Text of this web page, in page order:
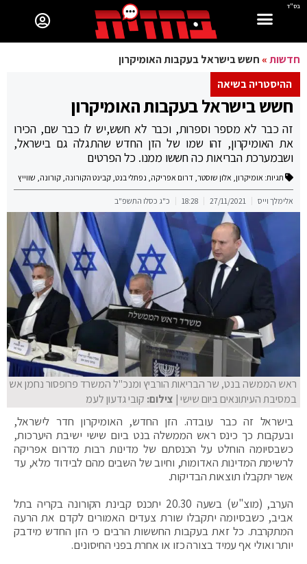
בס"ד
חדשות» חשש בישראל בעקבות האומיקרון
ההיסטריה בשיאה
חשש בישראל בעקבות האומיקרון
זה כבר לא מספר וספרות, וכבר לא חשש,יש לו כבר שם, הכירו
את האומיקרון, זהו שמו של הזן החדש שהתגלה גם בישראל,
ושבמערכת הבריאות כה חששו ממנו. כל הפרטים
תגיות: אומיקרון, אלון שוסטר, דרום אפריקה, נפתלי בנט, קבינט הקורונה, קורונה, שווייץ
אלימלך וייס 27/11/2021
18:28 כ"ג כסלו התשפ"ב
ראש הממשה בנט, שר הבריאות הורביץ ומנכ"ל המשרד פרופסור נחמן אש
במסיבת העיתונאים ביום שישי| צילום: קובי גדעון לעמ
בישראל זה כבר עובדה. הזן החדש, האומיקרון חדר לישראל,
ובעקבות כך כינס ראש הממשלה בנט ביום שישי ישיבת היערכות,
כשבסיומה הוחלט על הכנסתם של מדינות רבות מדרום אפריקה
לרשימת המדינות האדומות, וחיוב של השבים מהם לבידוד מלא, עד
אשר יתקבלו תוצאות הבדיקות.
הערב, (מוצ"ש) בשעה 20.30 יתכנס קבינת הקורונה בקריה בתל
אביב, כשבסיומה יתקבלו שורת צעדים האמורים לקדם את הרעה
המתקרבת. כל זאת בעקבות החששות הרבים כי הזן החדש מידבק
יותר ואולי אף עמיד בצורה כזו או אחרת בפני החיסונים.